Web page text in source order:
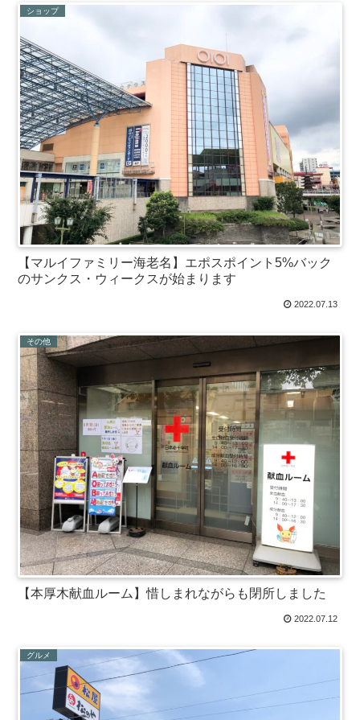
ショップ
【マルイファミリー海老名】エポスポイント5%バック
のサンクス・ウィークスが始まります
2022.07.13
その他
【本厚木献血ルーム】惜しまれながらも閉所しました
2022.07.12
グルメ